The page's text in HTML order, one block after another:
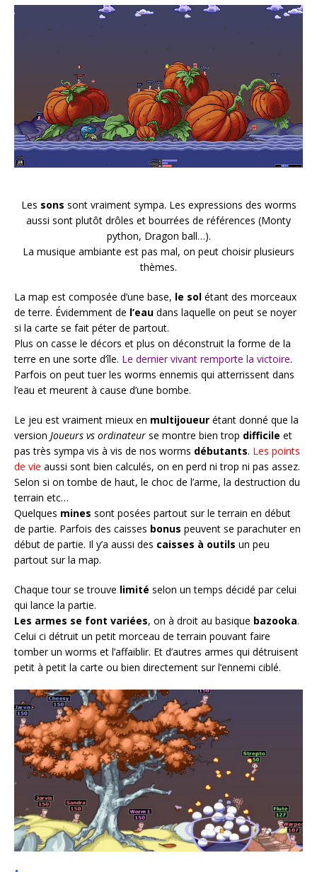
Les sons sont vraiment sympa. Les expressions des worms
aussi sont plutôt drôles et bourrées de références (Monty
python, Dragon ball…).
La musique ambiante est pas mal, on peut choisir plusieurs
thèmes.
La map est composée d’une base, le sol étant des morceaux
de terre. Évidemment de l’eau dans laquelle on peut se noyer
si la carte se fait péter de partout.
Plus on casse le décors et plus on déconstruit la forme de la
terre en une sorte d’île. Le dernier vivant remporte la victoire.
Parfois on peut tuer les worms ennemis qui atterrissent dans
l’eau et meurent à cause d’une bombe.
Le jeu est vraiment mieux en multijoueur étant donné que la
version Joueurs vs ordinateur se montre bien trop difficile et
pas très sympa vis à vis de nos worms débutants. Les points
de vie aussi sont bien calculés, on en perd ni trop ni pas assez.
Selon si on tombe de haut, le choc de l’arme, la destruction du
terrain etc…
Quelques mines sont posées partout sur le terrain en début
de partie. Parfois des caisses bonus peuvent se parachuter en
début de partie. Il y’a aussi des caisses à outils un peu
partout sur la map.
Chaque tour se trouve limité selon un temps décidé par celui
qui lance la partie.
Les armes se font variées, on à droit au basique bazooka.
Celui ci détruit un petit morceau de terrain pouvant faire
tomber un worms et l’affaiblir. Et d’autres armes qui détruisent
petit à petit la carte ou bien directement sur l’ennemi ciblé.